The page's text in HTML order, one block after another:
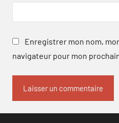
Enregistrer mon nom,
navigateur pour mon